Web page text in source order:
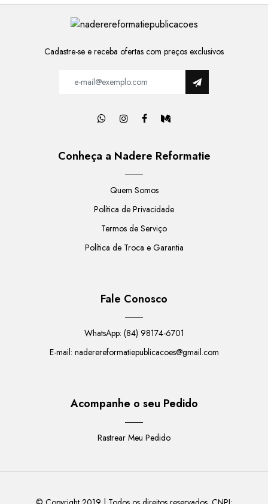
Cadastre-se e receba ofertas com preços exclusivos
Conheça a Nadere Reformatie
Quem Somos
Política de Privacidade
Termos de Serviço
Política de Troca e Garantia
Fale Conosco
WhatsApp: (84) 98174-6701
E-mail: naderereformatiepublicacoes@gmail.com
Acompanhe o seu Pedido
Rastrear Meu Pedido